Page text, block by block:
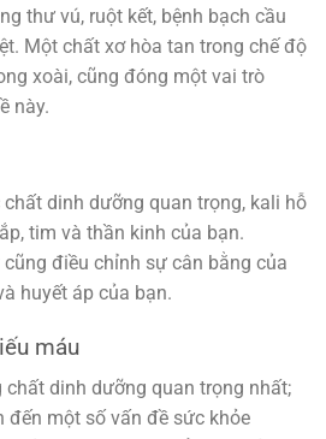
thư vú, ruột kết, bệnh bạch cầu
Một chất xơ hòa tan trong chế độ
xoài, cũng đóng một vai trò
này.
dinh dưỡng quan trọng, kali hỗ
tim và thần kinh của bạn.
điều chỉnh sự cân bằng của
huyết áp của bạn.
máu
dinh dưỡng quan trọng nhất;
đến một số vấn đề sức khỏe